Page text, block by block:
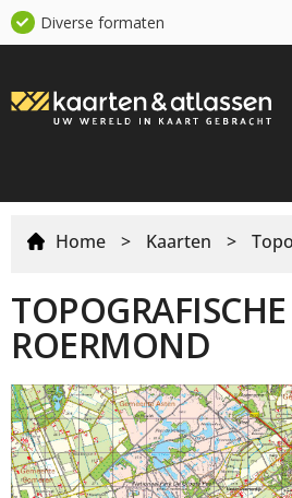
Diverse formaten
Home > Kaarten >
ROERMOND